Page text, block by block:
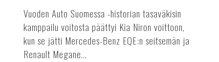
Vuoden Auto Suomessa -historian tasaväkisin
kamppailu voitosta päättyi Kia Niron voittoon,
kun se jätti Mercedes-Benz EQE:n seitsemän ja
Renault Megane...